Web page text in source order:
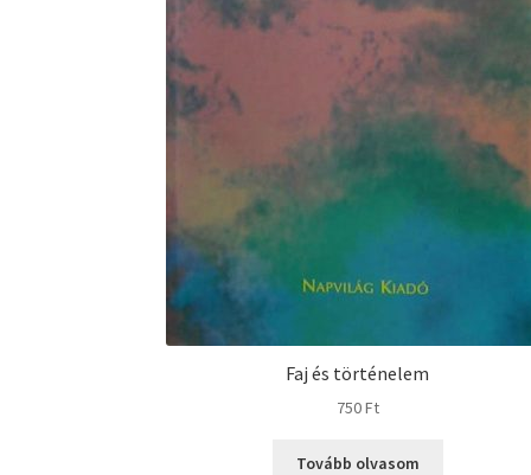
Faj és történelem
750Ft
Tovább olvasom